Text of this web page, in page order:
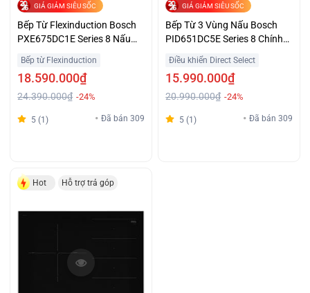
GIÁ GIẢM SIÊU SỐC
Bếp Từ Flexinduction Bosch
PXE675DC1E Series 8 Nấu
Bếp từ Flexinduction
18.590.000₫
24.390.000₫ -24%
5 (1) Đã bán 309
GIÁ GIẢM SIÊU SỐC
Bếp Từ 3 Vùng Nấu Bosch
PID651DC5E Series 8 Chính
Điều khiển Direct Select
15.990.000₫
20.990.000₫ -24%
5 (1) Đã bán 309
Hot Hỗ trợ trả góp